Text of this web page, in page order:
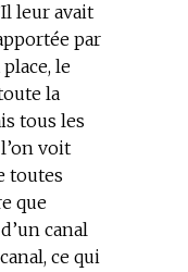
leur avait
par
le
la
tous les
voit
toutes
que
canal
ce qui